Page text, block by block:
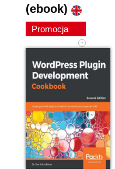
(ebook)
Promocja